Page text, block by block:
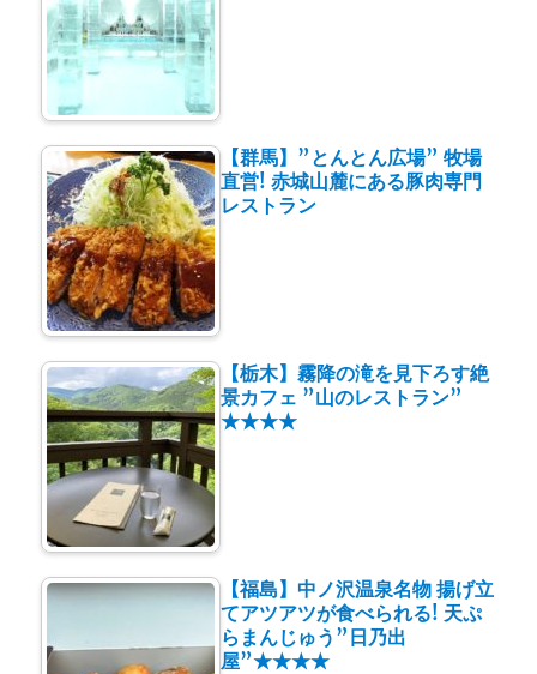
【群馬】”とんとん広場” 牧場
直営! 赤城山麓にある豚肉専門
レストラン
【栃木】霧降の滝を見下ろす絶
景カフェ ”山のレストラン”
★★★★
【福島】中ノ沢温泉名物 揚げ立
てアツアツが食べられる! 天ぷ
らまんじゅう”日乃出
屋”★★★★